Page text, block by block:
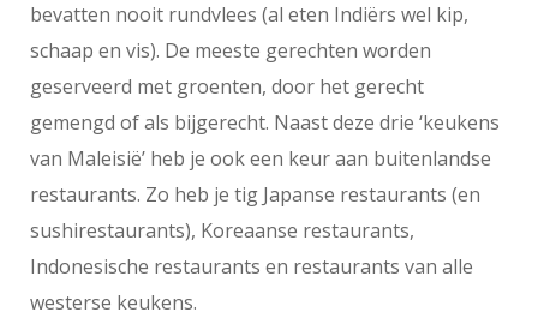
bevatten nooit rundvlees (al eten Indiërs wel kip,
schaap en vis). De meeste gerechten worden
geserveerd met groenten, door het gerecht
gemengd of als bijgerecht. Naast deze drie ‘keukens
van Maleisië’ heb je ook een keur aan buitenlandse
restaurants. Zo heb je tig Japanse restaurants (en
sushirestaurants), Koreaanse restaurants,
Indonesische restaurants en restaurants van alle
westerse keukens.